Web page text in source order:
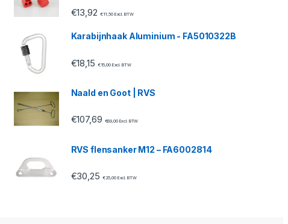
€13,92 €11,50Excl. BTW
Karabijnhaak Aluminium - FA5010322B
€18,15 €15,00Excl. BTW
Naald en Goot | RVS
€107,69 €89,00Excl. BTW
RVS flensanker M12 – FA6002814
€30,25 €25,00Excl. BTW